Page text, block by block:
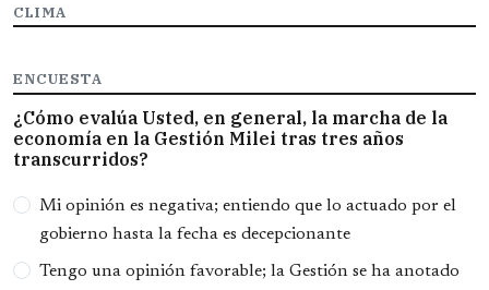
CLIMA
ENCUESTA
¿Cómo evalúa Usted, en general, la marcha de la
economía en la Gestión Milei tras tres años
transcurridos?
Opciones
Mi opinión es negativa; entiendo que lo actuado por el
gobierno hasta la fecha es decepcionante
Tengo una opinión favorable; la Gestión se ha anotado